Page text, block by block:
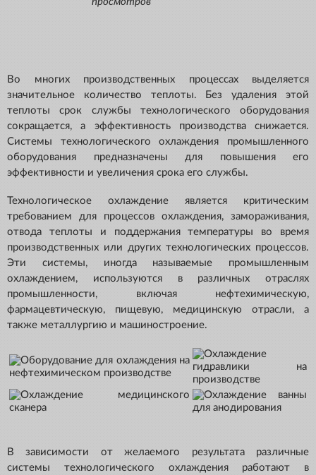
Во многих производственных процессах выделяется
значительное количество теплоты. Без удаления этой
теплоты срок службы технологического оборудования
сокращается, а эффективность производства снижается.
Системы технологического охлаждения промышленного
оборудования предназначены для повышения его
эффективности и увеличения срока его службы.
Технологическое охлаждение является критическим
требованием для процессов охлаждения, замораживания,
отвода теплоты и поддержания температуры во время
производственных или других технологических процессов.
Эти системы, иногда называемые промышленным
охлаждением, используются в различных отраслях
промышленности, включая нефтехимическую,
фармацевтическую, пищевую, медицинскую отрасли, а
также металлургию и машиностроение.
В зависимости от желаемого результата различные
системы технологического охлаждения работают в